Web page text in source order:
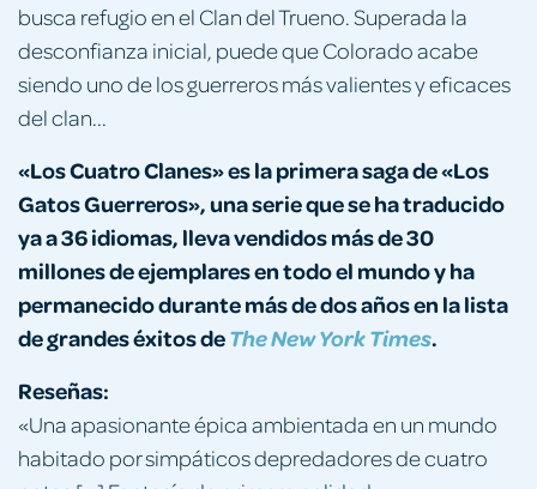
busca refugio en el Clan del Trueno. Superada la
desconfianza inicial, puede que Colorado acabe
siendo uno de los guerreros más valientes y eficaces
del clan...
«Los Cuatro Clanes» es laprimerasaga de «Los
Gatos Guerreros», una serie que se ha traducido
ya a 36 idiomas, lleva vendidosmás de 30
millones de ejemplares en todo el mundo y ha
permanecido durante más de dos años en la lista
de grandes éxitos deTheNew York Times.
Reseñas:
«Una apasionante épica ambientada en un mundo
habitado por simpáticos depredadores de cuatro